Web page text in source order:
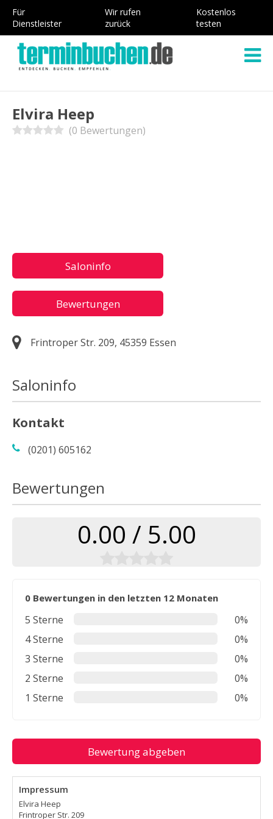
Für
Dienstleister
Wir rufen
zurück
Kostenlos
testen
Elvira Heep
(0 Bewertungen)
Saloninfo
Bewertungen
Frintroper Str. 209, 45359 Essen
Saloninfo
Kontakt
(0201) 605162
Bewertungen
0.00 / 5.00
0 Bewertungen in den letzten 12 Monaten
5 Sterne
0%
4 Sterne
0%
3 Sterne
0%
2 Sterne
0%
1 Sterne
0%
Bewertung abgeben
Impressum
Elvira Heep
Frintroper Str. 209